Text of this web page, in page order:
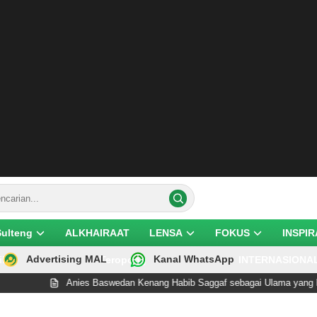
ALKHAIRAAT LENSA FOKUS
Teropong
Advertising MAL Kanal WhatsApp
Anies Baswedan Kenang Habib Saggaf sebagai Ulama yang